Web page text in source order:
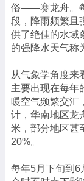
俗——赛龙舟。
段，降雨频繁且
供了绝佳的水域
的强降水天气称
从气象学角度来
主要出现在每年
暖空气频繁交汇
计，华南地区龙
米，部分地区甚
20%。
每年5月下旬到6